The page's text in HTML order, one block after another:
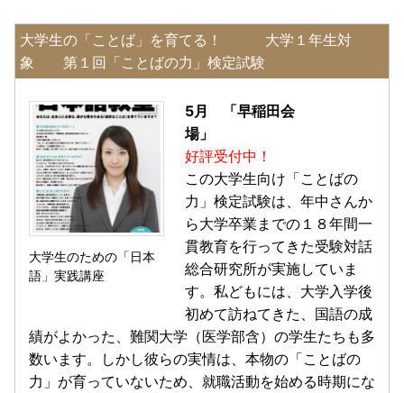
大学生の「ことば」を育てる！ 大学１年生対
象 第１回「ことばの力」検定試験
大学生のための「日本
語」実践講座
5月 「早稲田会
場」
好評受付中！
この大学生向け「ことばの
力」検定試験は、年中さんか
ら大学卒業までの１８年間一
貫教育を行ってきた受験対話
総合研究所が実施していま
す。私どもには、大学入学後
初めて訪ねてきた、国語の成
績がよかった、難関大学（医学部含）の学生たちも多
数います。しかし彼らの実情は、本物の「ことばの
力」が育っていないため、就職活動を始める時期にな